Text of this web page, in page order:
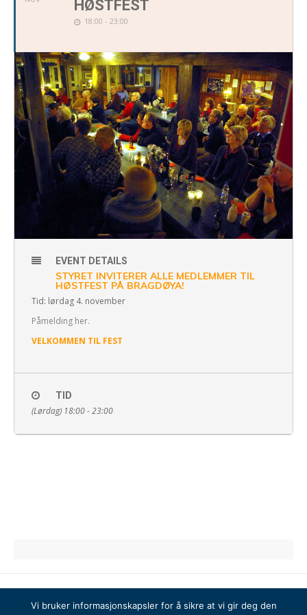
HØSTFEST
18:00 - 23:00
EVENT DETAILS
STYRET INVITERER ALLE MEDLEMMER TIL
HØSTFEST PÅ BRAGDØYA!
Tid: lørdag 4. november
Påmelding her.
VELKOMMEN TIL FEST
TID
(Lørdag) 18:00 - 23:00
Vi bruker informasjonskapsler for å sikre at vi gir deg den